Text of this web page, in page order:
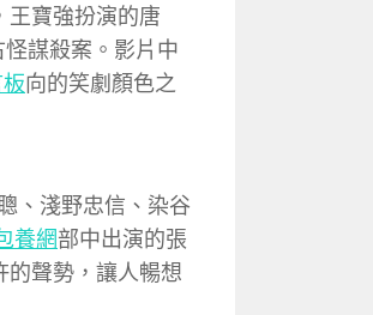
寶強扮演的唐
謀殺案。影片中
向的笑劇顏色之
、淺野忠信、染谷
養網部中出演的張
的聲勢，讓人暢想